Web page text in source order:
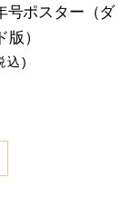
号ポスター（ダ
版）
込)